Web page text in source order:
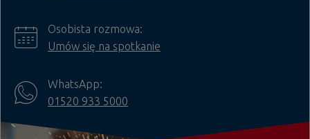
Osobista rozmowa:
Umów się na spotkanie
WhatsApp:
01520 933 5000